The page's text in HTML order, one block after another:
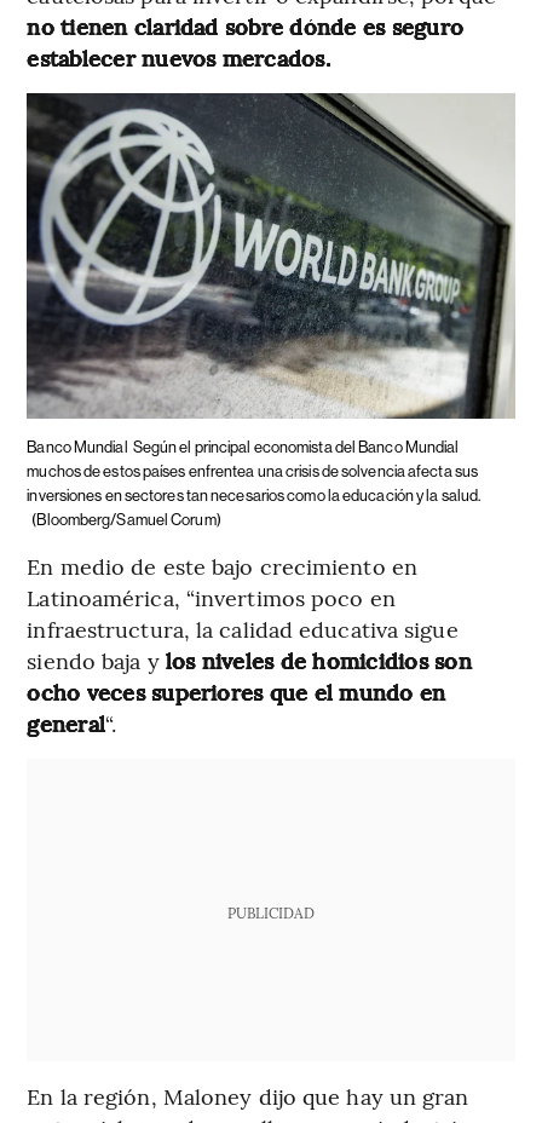
no tienen claridad sobre dónde es seguro
establecer nuevos mercados.
Banco Mundial Según el principal economista del Banco Mundial
muchos de estos países enfrentea una crisis de solvencia afecta sus
inversiones en sectores tan necesarios como la educación y la salud.
(Bloomberg/Samuel Corum)
En medio de este bajo crecimiento en
Latinoamérica, “invertimos poco en
infraestructura, la calidad educativa sigue
siendo baja y los niveles de homicidios son
ocho veces superiores que el mundo en
general“.
PUBLICIDAD
En la región, Maloney dijo que hay un gran